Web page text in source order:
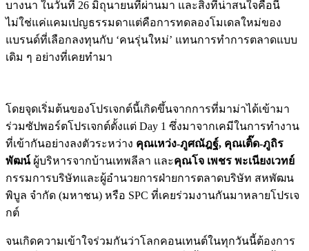
บางนา ในวันที่ 26 มิถุนายนที่ผ่านมา และสิ่งที่น่าสนใจคือนี่
ไม่ใช่แค่แคมเปญธรรมดาแต่คือการทดลองโมเดลใหม่ของ
แบรนด์ที่เลือกลงทุนกับ ‘คนรุ่นใหม่’ แทนการทำการตลาดแบบ
เดิม ๆ อย่างที่เคยทำมา
โดยจุดเริ่มต้นของโปรเจกต์นี้เกิดขึ้นจากการที่มาม่าได้เข้ามา
ร่วมซัปพอร์ตโปรเจกต์ตั้งแต่ Day 1 ซึ่งมาจากเคมีในการทำงาน
ที่เข้ากันอย่างลงตัวระหว่าง คุณเหว่ง-ภูศณัฎฐ์, คุณเติ๊ด-ภูถิร
พัฒน์ผู้บริหารจากบ้านเทพลีลา และคุณโจ เพชร พะเนียงเวทย์
กรรมการบริษัทและผู้อำนวยการฝ่ายการตลาดบริษัท สหพัฒน
พิบูล จำกัด (มหาชน) หรือ SPC ที่เคยร่วมงานกันมาหลายโปรเจ
กต์
จนเกิดความเข้าใจร่วมกันว่าโลกคอนเทนต์ในทุกวันนี้ต้องการ